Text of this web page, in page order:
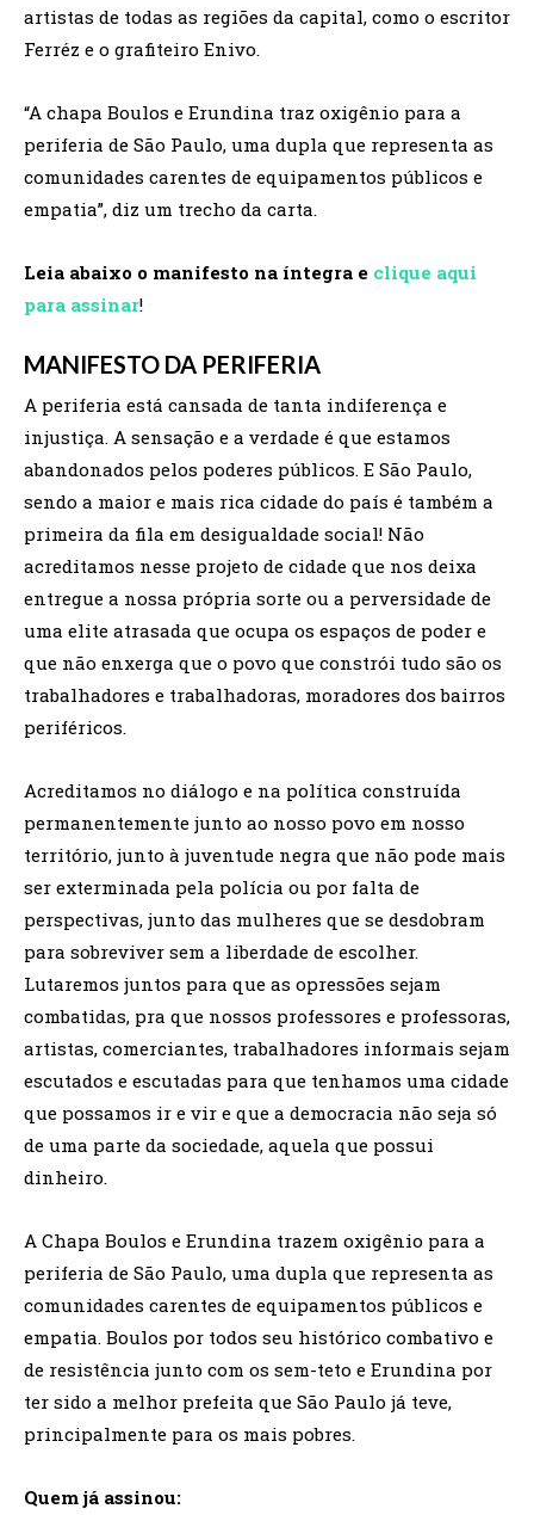
artistas de todas as regiões da capital, como o escritor
Ferréz e o grafiteiro Enivo.
“A chapa Boulos e Erundina traz oxigênio para a
periferia de São Paulo, uma dupla que representa as
comunidades carentes de equipamentos públicos e
empatia”, diz um trecho da carta.
Leia abaixo o manifesto na íntegra e clique aqui
para assinar!
MANIFESTO DA PERIFERIA
A periferia está cansada de tanta indiferença e
injustiça. A sensação e a verdade é que estamos
abandonados pelos poderes públicos. E São Paulo,
sendo a maior e mais rica cidade do país é também a
primeira da fila em desigualdade social! Não
acreditamos nesse projeto de cidade que nos deixa
entregue a nossa própria sorte ou a perversidade de
uma elite atrasada que ocupa os espaços de poder e
que não enxerga que o povo que constrói tudo são os
trabalhadores e trabalhadoras, moradores dos bairros
periféricos.
Acreditamos no diálogo e na política construída
permanentemente junto ao nosso povo em nosso
território, junto à juventude negra que não pode mais
ser exterminada pela polícia ou por falta de
perspectivas, junto das mulheres que se desdobram
para sobreviver sem a liberdade de escolher.
Lutaremos juntos para que as opressões sejam
combatidas, pra que nossos professores e professoras,
artistas, comerciantes, trabalhadores informais sejam
escutados e escutadas para que tenhamos uma cidade
que possamos ir e vir e que a democracia não seja só
de uma parte da sociedade, aquela que possui
dinheiro.
A Chapa Boulos e Erundina trazem oxigênio para a
periferia de São Paulo, uma dupla que representa as
comunidades carentes de equipamentos públicos e
empatia. Boulos por todos seu histórico combativo e
de resistência junto com os sem-teto e Erundina por
ter sido a melhor prefeita que São Paulo já teve,
principalmente para os mais pobres.
Quem já assinou: